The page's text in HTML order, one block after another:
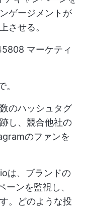
ゲージメントが
させる。
マーケティ
のハッシュタグ
し、競合他社の
のファンを
は、ブランドの
ンを監視し、
。どのような投